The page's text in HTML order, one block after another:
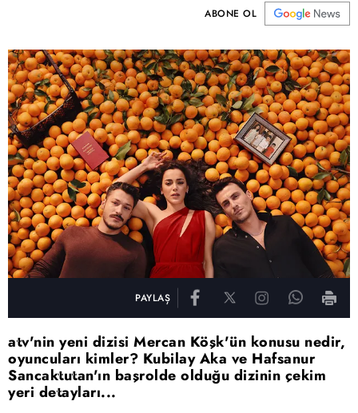
ABONE OL
PAYLAŞ
atv'nin yeni dizisi Mercan Köşk'ün konusu nedir,
oyuncuları kimler? Kubilay Aka ve Hafsanur
Sancaktutan'ın başrolde olduğu dizinin çekim
yeri detayları...